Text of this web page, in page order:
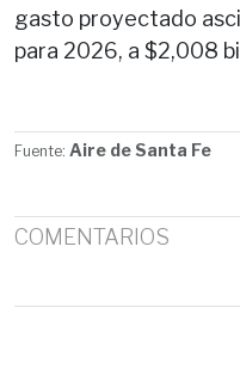
gasto proyectado
para 2026, a $2,008
Fuente: Aire de Santa Fe
COMENTARIOS